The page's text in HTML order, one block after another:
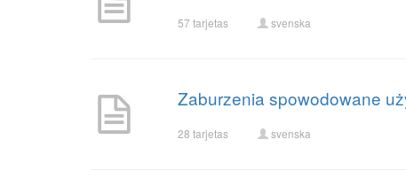
57 tarjetas svenska
Zaburzenia spowodowane
28 tarjetas svenska